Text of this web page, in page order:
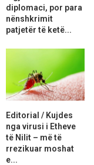
diplomaci, por para
nënshkrimit
patjetër të ketë...
Editorial / Kujdes
nga virusi i Etheve
të Nilit – më të
rrezikuar moshat
e...